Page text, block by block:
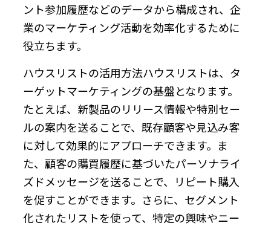
ント参加履歴などのデータから構成され、企
業のマーケティング活動を効率化するために
役立ちます。
ハウスリストの活用方法ハウスリストは、タ
ーゲットマーケティングの基盤となります。
たとえば、新製品のリリース情報や特別セー
ルの案内を送ることで、既存顧客や見込み客
に対して効果的にアプローチできます。ま
た、顧客の購買履歴に基づいたパーソナライ
ズドメッセージを送ることで、リピート購入
を促すことができます。さらに、セグメント
化されたリストを使って、特定の興味やニー